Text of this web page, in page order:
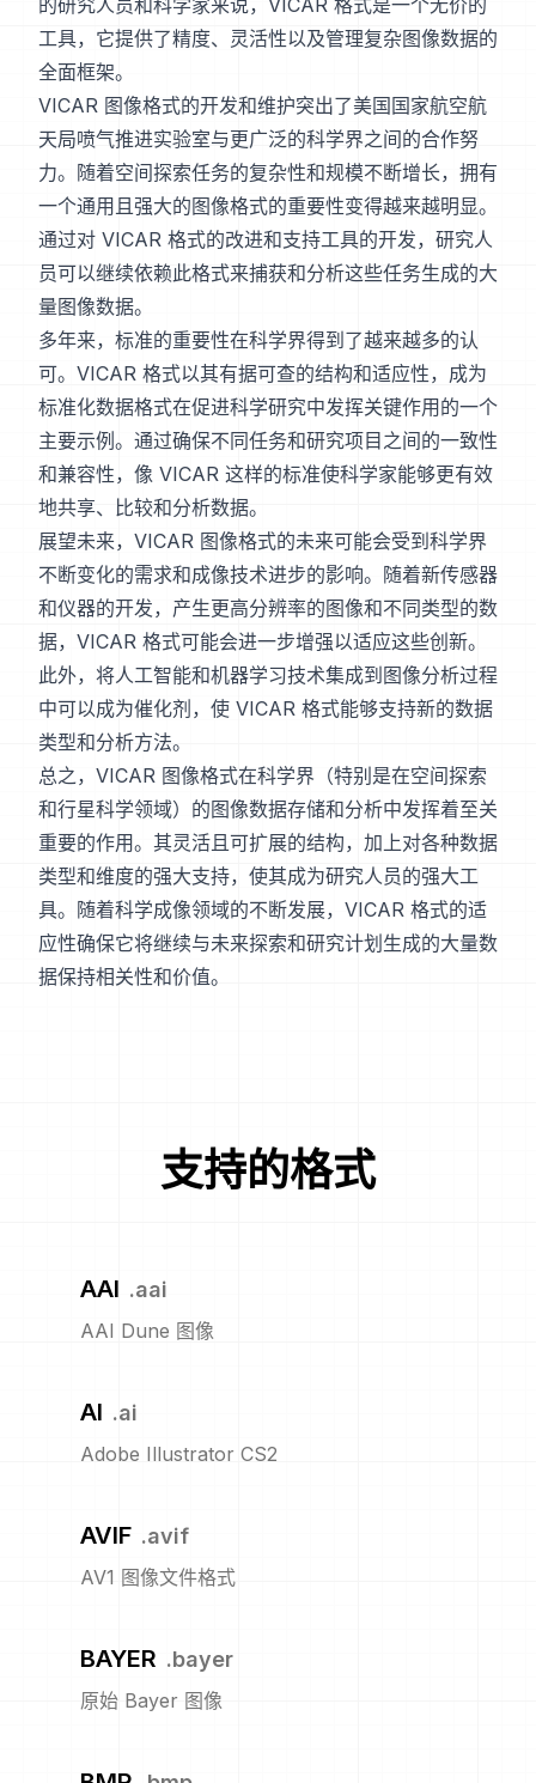
的研究人员和科学家来说，VICAR 格式是一个无价的
工具，它提供了精度、灵活性以及管理复杂图像数据的
全面框架。
VICAR 图像格式的开发和维护突出了美国国家航空航
天局喷气推进实验室与更广泛的科学界之间的合作努
力。随着空间探索任务的复杂性和规模不断增长，拥有
一个通用且强大的图像格式的重要性变得越来越明显。
通过对 VICAR 格式的改进和支持工具的开发，研究人
员可以继续依赖此格式来捕获和分析这些任务生成的大
量图像数据。
多年来，标准的重要性在科学界得到了越来越多的认
可。VICAR 格式以其有据可查的结构和适应性，成为
标准化数据格式在促进科学研究中发挥关键作用的一个
主要示例。通过确保不同任务和研究项目之间的一致性
和兼容性，像 VICAR 这样的标准使科学家能够更有效
地共享、比较和分析数据。
展望未来，VICAR 图像格式的未来可能会受到科学界
不断变化的需求和成像技术进步的影响。随着新传感器
和仪器的开发，产生更高分辨率的图像和不同类型的数
据，VICAR 格式可能会进一步增强以适应这些创新。
此外，将人工智能和机器学习技术集成到图像分析过程
中可以成为催化剂，使 VICAR 格式能够支持新的数据
类型和分析方法。
总之，VICAR 图像格式在科学界（特别是在空间探索
和行星科学领域）的图像数据存储和分析中发挥着至关
重要的作用。其灵活且可扩展的结构，加上对各种数据
类型和维度的强大支持，使其成为研究人员的强大工
具。随着科学成像领域的不断发展，VICAR 格式的适
应性确保它将继续与未来探索和研究计划生成的大量数
据保持相关性和价值。
支持的格式
AAI .aai
AAI Dune 图像
AI .ai
Adobe Illustrator CS2
AVIF .avif
AV1 图像文件格式
BAYER .bayer
原始 Bayer 图像